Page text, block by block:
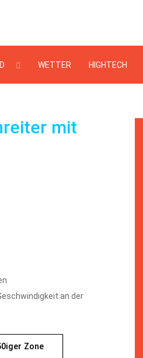
WETTER HIGHTECH
mit
an der
Zone